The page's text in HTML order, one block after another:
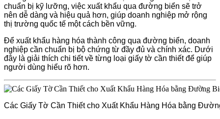
chuẩn bị kỹ lưỡng, việc xuất khẩu qua đường biển sẽ trở
nên dễ dàng và hiệu quả hơn, giúp doanh nghiệp mở rộng
thị trường quốc tế một cách bền vững.
Để xuất khẩu hàng hóa thành công qua đường biển, doanh
nghiệp cần chuẩn bị bộ chứng từ đầy đủ và chính xác. Dưới
đây là giải thích chi tiết về từng loại giấy tờ cần thiết để giúp
người dùng hiểu rõ hơn.
Các Giấy Tờ Cần Thiết cho Xuất Khẩu Hàng Hóa bằng